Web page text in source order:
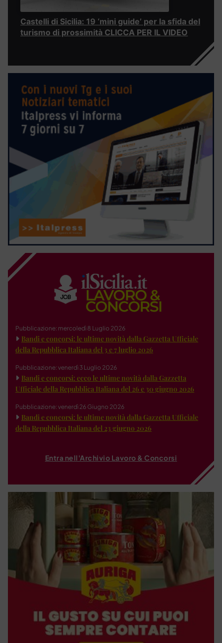
Castelli di Sicilia: 19 ‘mini guide’ per la sfida del
turismo di prossimità CLICCA PER IL VIDEO
Pubblicazione: mercoledì 8 Luglio 2026
Bandi e concorsi: le ultime novità dalla Gazzetta Ufficiale
della Repubblica Italiana del 3 e 7 luglio 2026
Pubblicazione: venerdì 3 Luglio 2026
Bandi e concorsi: ecco le ultime novità dalla Gazzetta
Ufficiale della Repubblica Italiana del 26 e 30 giugno 2026
Pubblicazione: venerdì 26 Giugno 2026
Bandi e concorsi: le ultime novità dalla Gazzetta Ufficiale
della Repubblica Italiana del 23 giugno 2026
Entra nell'Archivio Lavoro & Concorsi